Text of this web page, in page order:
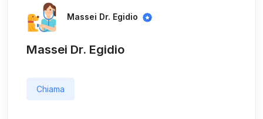
Massei Dr. Egidio
Massei Dr. Egidio
Chiama